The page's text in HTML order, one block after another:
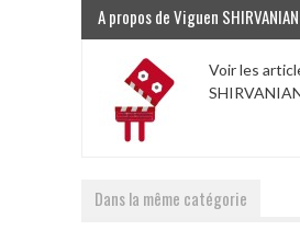
A propos de Viguen SHIRVANIAN
Voir les
Dans la même catégorie